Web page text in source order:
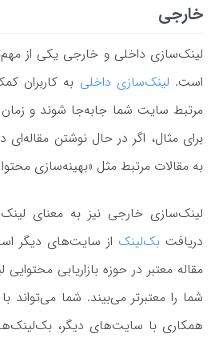
خارجی
لینک‌سازی داخلی و خارجی یکی از
است. لینک‌سازی داخلی به کاربران
مرتبط سایت شما جابه‌جا شوند و
برای مثال، اگر در حال نوشتن مقاله‌ای
به مقالات مرتبط مثل «بهینه‌سازی
لینک‌سازی خارجی نیز به معنای
دریافتبک‌لینک از سایت‌های دیگر
مقاله معتبر در حوزه بازاریابی
شما را معتبرتر می‌بیند. شما می‌تواند
همکاری با سایت‌های دیگر،